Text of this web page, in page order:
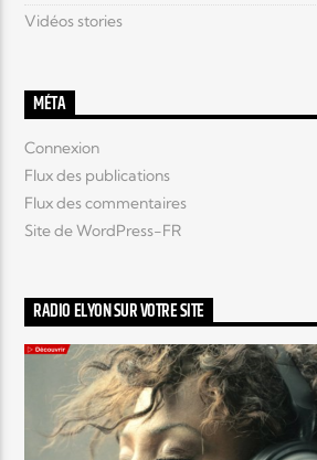
Vidéos stories
MÉTA
Connexion
Flux des publications
Flux des commentaires
Site de WordPress-FR
RADIO ELYON SUR VOTRE SITE